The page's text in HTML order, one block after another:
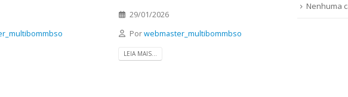
29/01/2026
Porwebmaster_multibommbso
LEIA MAIS...
Nenhuma